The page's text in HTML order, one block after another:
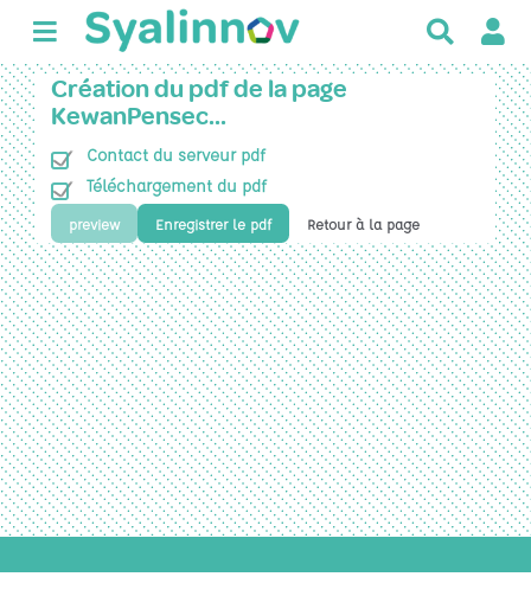
c
e
r
Création du pdf de la page
KewanPensec…
Contact du serveur pdf
Téléchargement du pdf
preview Enregistrer le pdf Retour à la page